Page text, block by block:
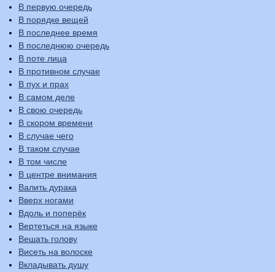
В первую очередь
В порядке вещей
В последнее время
В последнюю очередь
В поте лица
В противном случае
В пух и прах
В самом деле
В свою очередь
В скором времени
В случае чего
В таком случае
В том числе
В центре внимания
Валить дурака
Вверх ногами
Вдоль и поперёк
Вертеться на языке
Вешать голову
Висеть на волоске
Вкладывать душу